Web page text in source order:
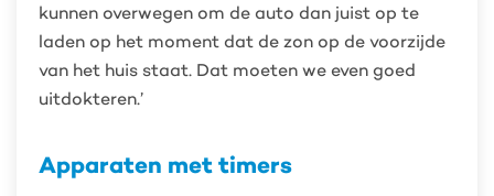
kunnen overwegen om de auto dan juist op te
laden op het moment dat de zon op de voorzijde
van het huis staat. Dat moeten we even goed
uitdokteren.’
Apparaten met timers